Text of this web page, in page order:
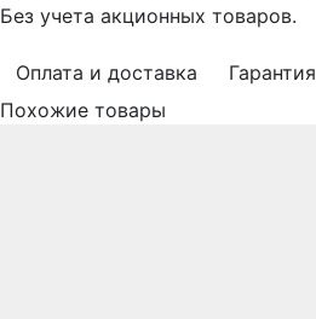
Без учета акционных товаров.
Оплата и доставка
Гарантия
Похожие товары